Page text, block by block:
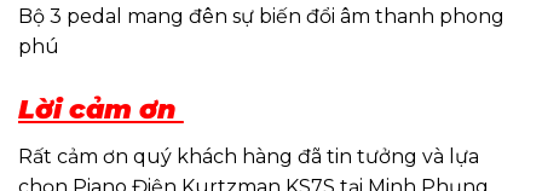
Bộ 3 pedal mang đên sự biến đổi âm thanh phong
phú
Lời cảm ơn
Rất cảm ơn quý khách hàng đã tin tưởng và lựa